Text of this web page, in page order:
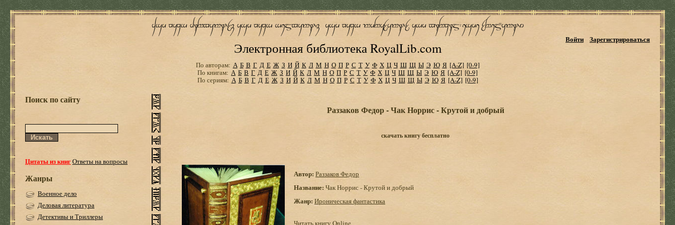
Электронная библиотека RoyalLib.com
Войти Зарегистрироваться
По авторам: А Б В Г Д Е Ж З И Й К Л М Н О П Р С Т У Ф Х Ц Ч Ш Щ Ы Э Ю Я [A-Z] [0-9]
По книгам: А Б В Г Д Е Ж З И Й К Л М Н О П Р С Т У Ф Х Ц Ч Ш Щ Ы Э Ю Я [A-Z] [0-9]
По сериям: А Б В Г Д Е Ж З И Й К Л М Н О П Р С Т У Ф Х Ц Ч Ш Щ Ы Э Ю Я [A-Z] [0-9]
Поиск по сайту
Цитаты из книгОтветы на вопросы
Жанры
Военное дело
Деловая литература
Детективы и Триллеры
Раззаков Федор - Чак Норрис - Крутой и добрый
скачать книгу бесплатно
Автор: Раззаков Федор
Название: Чак Норрис - Крутой и добрый
Жанр: Ироническая фантастика
Читать книгу Online